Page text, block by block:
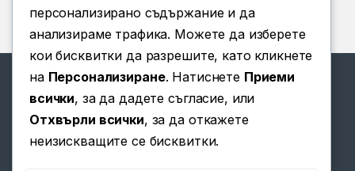
Имате въпроси? Позвънете
ни!
персонализирано съдържание и да
анализираме трафика. Можете да изберете
кои бисквитки да разрешите, като кликнете
на Персонализиране. Натиснете Приеми
всички, за да дадете съгласие, или
Отхвърли всички, за да откажете
неизискващите се бисквитки.